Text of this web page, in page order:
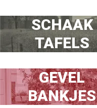
SCHAAK
TAFELS
GEVEL
BANKJES